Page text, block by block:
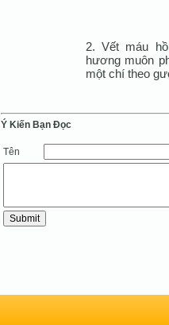
2. Vết máu
hương muôn
một chí theo
Ý Kiến Bạn Ðọc
Tên